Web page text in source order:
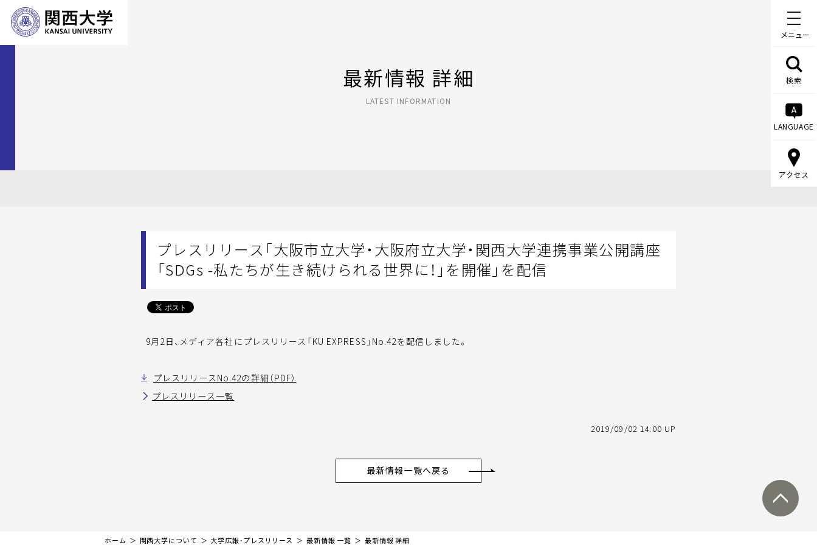
メニュー
検索
LANGUAGE
アクセス
最新情報 詳細
LATEST INFORMATION
プレスリリース「大阪市立大学・大阪府立大学・関西大学連携事業公開講座
「SDGs -私たちが生き続けられる世界に！」を開催」を配信
9月2日、メディア各社にプレスリリース「KU EXPRESS」No.42を配信しました。
プレスリリースNo.42の詳細（PDF）
プレスリリース一覧
2019/09/02 14:00 UP
最新情報一覧へ戻る
ホーム 関西大学について 大学広報・プレスリリース 最新情報 一覧 最新情報 詳細